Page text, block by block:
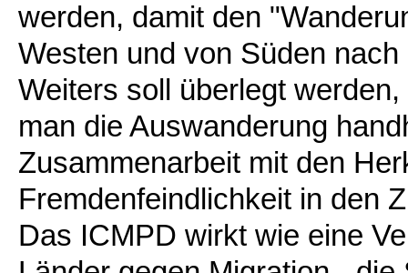
werden, damit den
Westen und von Süden
Weiters soll überlegt
man die Auswanderung
Zusammenarbeit mit den
Fremdenfeindlichkeit in den
Das ICMPD wirkt wie eine